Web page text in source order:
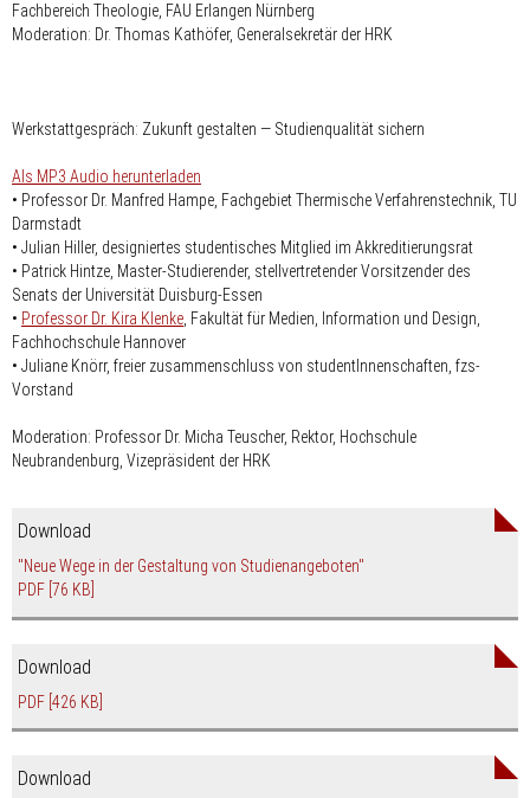
Fachbereich Theologie, FAU Erlangen Nürnberg
Moderation: Dr. Thomas Kathöfer, Generalsekretär der HRK
Werkstattgespräch: Zukunft gestalten — Studienqualität sichern
Als MP3 Audio herunterladen
• Professor Dr. Manfred Hampe, Fachgebiet Thermische Verfahrenstechnik, TU
Darmstadt
• Julian Hiller, designiertes studentisches Mitglied im Akkreditierungsrat
• Patrick Hintze, Master-Studierender, stellvertretender Vorsitzender des
Senats der Universität Duisburg-Essen
• Professor Dr. Kira Klenke , Fakultät für Medien, Information und Design,
Fachhochschule Hannover
• Juliane Knörr, freier zusammenschluss von studentInnenschaften, fzs-
Vorstand
Moderation: Professor Dr. Micha Teuscher, Rektor, Hochschule
Neubrandenburg, Vizepräsident der HRK
Download
"Neue Wege in der Gestaltung von Studienangeboten"
PDF [76 KB]
Download
PDF [426 KB]
Download